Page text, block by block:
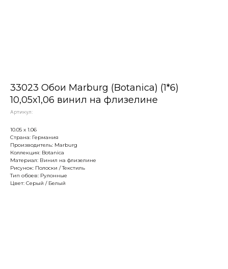
33023 Обои Marburg (Botanica) (1*6)
10,05x1,06 винил на флизелине
Артикул:
10.05 х 1.06
Страна: Германия
Производитель: Marburg
Коллекция: Botanica
Материал: Винил на флизелине
Рисунок: Полоски / Текстиль
Тип обоев: Рулонные
Цвет: Серый / Белый